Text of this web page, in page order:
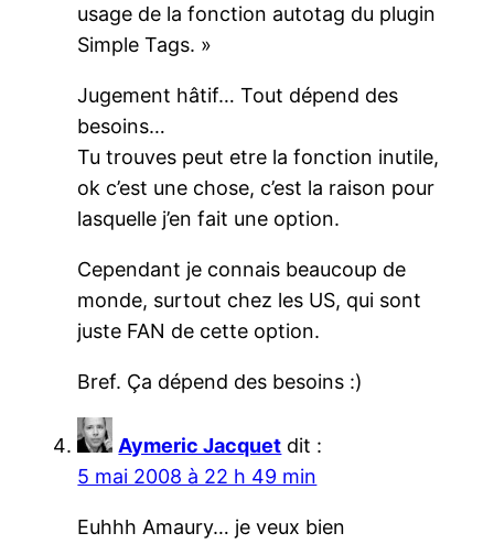
usage de la fonction autotag du plugin
Simple Tags. »
Jugement hâtif… Tout dépend des
besoins…
Tu trouves peut etre la fonction inutile,
ok c’est une chose, c’est la raison pour
lasquelle j’en fait une option.
Cependant je connais beaucoup de
monde, surtout chez les US, qui sont
juste FAN de cette option.
Bref. Ça dépend des besoins :)
Aymeric Jacquet dit :
5 mai 2008 à 22 h 49 min
Euhhh Amaury… je veux bien